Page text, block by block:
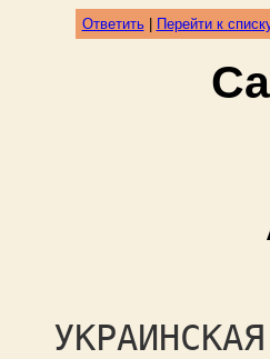
Ответить| Перейти к